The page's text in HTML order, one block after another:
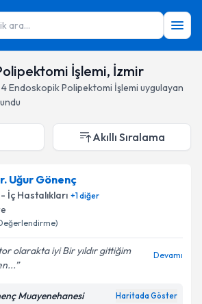
ara...
İşlemi, İzmir
4Endoskopik Polipektomi İşlemi uygulayan
Akıllı Sıralama
Uğur Gönenç
İç Hastalıkları +1diğer
olarakta iyi Bir yıldır gittiğim
Devamı
Muayenehanesi Haritada Göster